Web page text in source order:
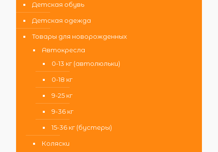
Детская обувь
Детская одежда
Товары для новорожденных
Автокресла
0-13 кг (автолюльки)
0-18 кг
9-25 кг
9-36 кг
15-36 кг (бустеры)
Коляски